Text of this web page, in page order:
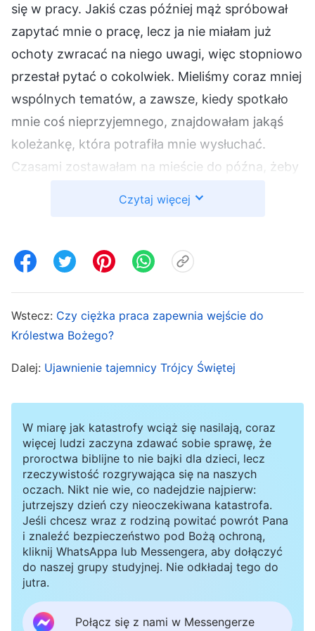
się w pracy. Jakiś czas później mąż spróbował
zapytać mnie o pracę, lecz ja nie miałam już
ochoty zwracać na niego uwagi, więc stopniowo
przestał pytać o cokolwiek. Mieliśmy coraz mniej
wspólnych tematów, a zawsze, kiedy spotkało
mnie coś nieprzyjemnego, znajdowałam jakąś
koleżankę, która potrafiła mnie wysłuchać.
Czasami zostawałam na mieście do późna, żeby
dopiero po północy. Nawet kiedy przychodziłam
wszystko jedno, tylko stwierdzał, że traktuję
narastało, prowadząc do częstych sprzeczek i
kłótni. Oboje cierpieliśmy. Nie chciałam, żeby
dalej tak to wyglądało, więc postanowiłam
Pewnego dnia po obiedzie zapytałam męża: „Nie
możesz mnie znieść, prawda? Dlaczego nigdy
nie zwracasz na mnie uwagi? Jeśli masz ze mną
jakiś problem, to powiedz mi wprost!”. Nic na to
nie odpowiadał, więc męczyłam go dalej. W
pewnym momencie nagle krzyknął
zdenerwowany: „Przestań zadawać mi te
wszystkie pytania! Wiecznie wynajdujesz jakieś
problemy. Mam tego dosyć!”. Ta odpowiedź
Czytaj więcej
Wstecz: Czy ciężka praca zapewnia wejście do
Królestwa Bożego?
Dalej: Ujawnienie tajemnicy Trójcy Świętej
W miarę jak katastrofy wciąż się nasilają, coraz
więcej ludzi zaczyna zdawać sobie sprawę, że
proroctwa biblijne to nie bajki dla dzieci, lecz
rzeczywistość rozgrywająca się na naszych
oczach. Nikt nie wie, co nadejdzie najpierw:
jutrzejszy dzień czy nieoczekiwana katastrofa.
Jeśli chcesz wraz z rodziną powitać powrót Pana
i znaleźć bezpieczeństwo pod Bożą ochroną,
kliknij WhatsAppa lub Messengera, aby dołączyć
do naszej grupy studyjnej. Nie odkładaj tego do
jutra.
Połącz się z nami w Messengerze